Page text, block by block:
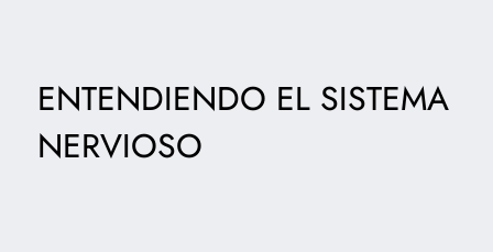
ENTENDIENDO EL SISTEMA
NERVIOSO